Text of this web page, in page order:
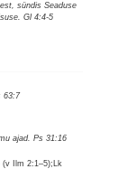
sündis Seaduse
Gl 4:4-5
63:7
ajad. Ps 31:16
Ilm 2:1–5);Lk